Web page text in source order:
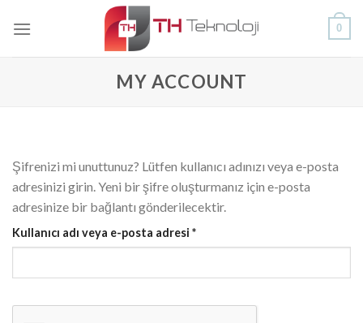
0
MY ACCOUNT
Şifrenizi mi unuttunuz? Lütfen kullanıcı adınızı veya e-posta
adresinizi girin. Yeni bir şifre oluşturmanız için e-posta
adresinize bir bağlantı gönderilecektir.
Kullanıcı adı veya e-posta adresi *Gerekli